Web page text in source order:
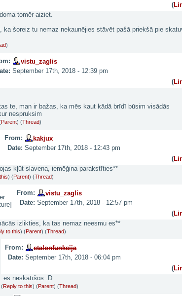
(
tomēr aiziet.
ka šoreiz tu nemaz nekaunējies stāvēt pašā priekšā pie
)
vistu_zaglis
September 17th, 2018 - 12:39 pm
(
te, man ir bažas, ka mēs kaut kādā brīdī būsim visādās
nespruksim
Parent) (Thread)
From:
kakjux
Date: September 17th, 2018 - 12:43 pm
(
kļūt slavena, iemēģina parakstīties**
) (Parent) (Thread)
From:
vistu_zaglis
Date: September 17th, 2018 - 12:57 pm
(
izlikties, ka tas nemaz neesmu es**
to this) (Parent) (Thread)
From:
etalonfunkcija
Date: September 17th, 2018 - 06:04 pm
(
es neskatīšos :D
(Reply to this) (Parent) (Thread)